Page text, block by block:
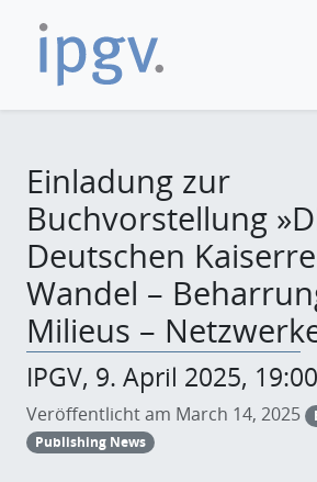
Einladung zur
Buchvorstellung
Deutschen
Wandel –
Milieus –
IPGV, 9. April 2025,
Veröffentlicht am March 14, 2025
Publishing News